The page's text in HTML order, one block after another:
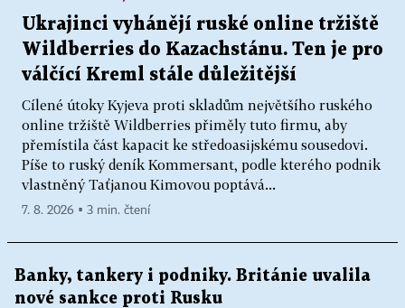
Ukrajinci vyhánějí ruské online tržiště
Wildberries do Kazachstánu. Ten je pro
válčící Kreml stále důležitější
Cílené útoky Kyjeva proti skladům největšího ruského
online tržiště Wildberries přiměly tuto firmu, aby
přemístila část kapacit ke středoasijskému sousedovi.
Píše to ruský deník Kommersant, podle kterého podnik
vlastněný Taťjanou Kimovou poptává...
7. 8. 2026 ▪ 3 min. čtení
Banky, tankery i podniky. Británie uvalila
nové sankce proti Rusku